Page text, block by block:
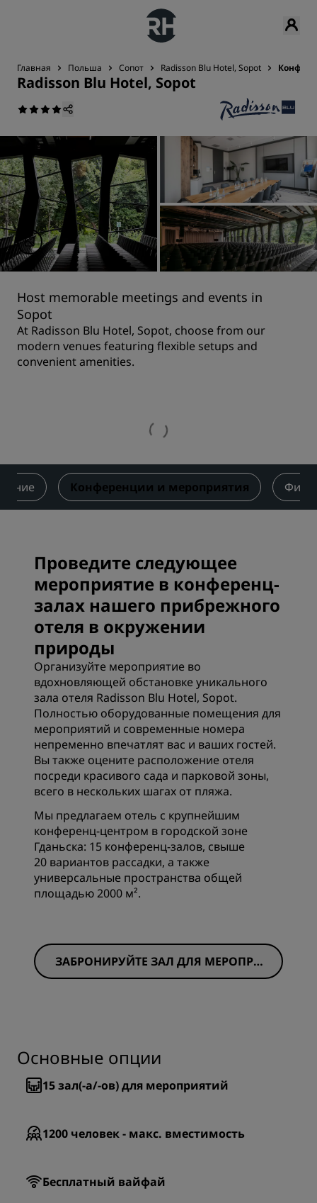
Главная Польша Сопот Radisson Blu Hotel, Sopot
Radisson Blu Hotel, Sopot
Host memorable meetings and events in
Sopot
At Radisson Blu Hotel, Sopot, choose from our
modern venues featuring flexible setups and
convenient amenities.
Конференции и мероприятия
Проведите следующее
мероприятие в конференц-
залах нашего прибрежного
отеля в окружении
природы
Организуйте мероприятие во
вдохновляющей обстановке уникального
зала отеля Radisson Blu Hotel, Sopot.
Полностью оборудованные помещения для
мероприятий и современные номера
непременно впечатлят вас и ваших гостей.
Вы также оцените расположение отеля
посреди красивого сада и парковой зоны,
всего в нескольких шагах от пляжа.
Мы предлагаем отель с крупнейшим
конференц-центром в городской зоне
Гданьска: 15 конференц-залов, свыше
20 вариантов рассадки, а также
универсальные пространства общей
площадью 2000 м².
ЗАБРОНИРУЙТЕ ЗАЛ ДЛЯ МЕРОПРИ
ЯТИЙ СЕЙЧАС
Основные опции
15зал(-а/-ов) для мероприятий
1200 человек - макс. вместимость
Бесплатный вайфай